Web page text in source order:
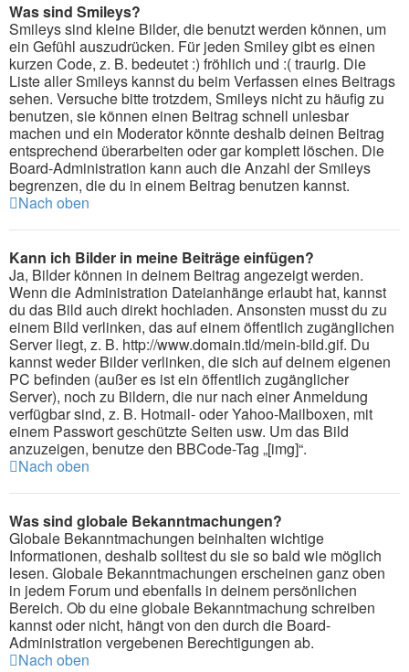
Was sind Smileys?
Smileys sind kleine Bilder, die benutzt werden können, um
ein Gefühl auszudrücken. Für jeden Smiley gibt es einen
kurzen Code, z. B. bedeutet :) fröhlich und :( traurig. Die
Liste aller Smileys kannst du beim Verfassen eines Beitrags
sehen. Versuche bitte trotzdem, Smileys nicht zu häufig zu
benutzen, sie können einen Beitrag schnell unlesbar
machen und ein Moderator könnte deshalb deinen Beitrag
entsprechend überarbeiten oder gar komplett löschen. Die
Board-Administration kann auch die Anzahl der Smileys
begrenzen, die du in einem Beitrag benutzen kannst.
Nach oben
Kann ich Bilder in meine Beiträge einfügen?
Ja, Bilder können in deinem Beitrag angezeigt werden.
Wenn die Administration Dateianhänge erlaubt hat, kannst
du das Bild auch direkt hochladen. Ansonsten musst du zu
einem Bild verlinken, das auf einem öffentlich zugänglichen
Server liegt, z. B. http://www.domain.tld/mein-bild.gif. Du
kannst weder Bilder verlinken, die sich auf deinem eigenen
PC befinden (außer es ist ein öffentlich zugänglicher
Server), noch zu Bildern, die nur nach einer Anmeldung
verfügbar sind, z. B. Hotmail- oder Yahoo-Mailboxen, mit
einem Passwort geschützte Seiten usw. Um das Bild
anzuzeigen, benutze den BBCode-Tag „[img]“.
Nach oben
Was sind globale Bekanntmachungen?
Globale Bekanntmachungen beinhalten wichtige
Informationen, deshalb solltest du sie so bald wie möglich
lesen. Globale Bekanntmachungen erscheinen ganz oben
in jedem Forum und ebenfalls in deinem persönlichen
Bereich. Ob du eine globale Bekanntmachung schreiben
kannst oder nicht, hängt von den durch die Board-
Administration vergebenen Berechtigungen ab.
Nach oben